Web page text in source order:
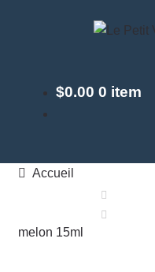
navigation
$0.00 0 item
Accueil
melon 15ml